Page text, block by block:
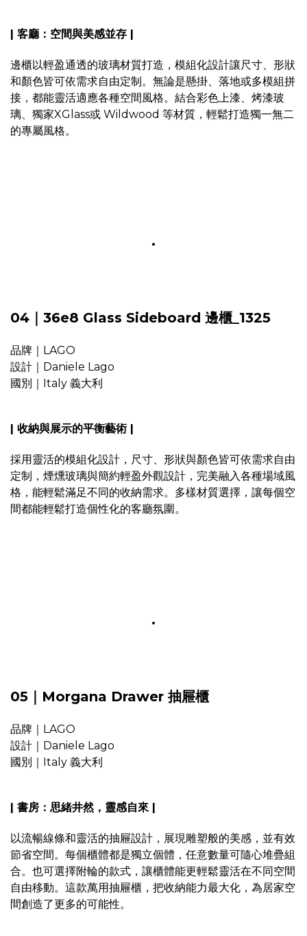
| 客廳：空間與美感並存 |
邊櫃以輕盈通透的玻璃材質打造，模組化設計讓尺寸、形狀
和顏色皆可依需求自由定制。無論是懸掛、落地或多模組拼
接，都能靈活適應各種空間風格。結合彩色上漆、烤漆玻
璃、獨家XGlass或 Wildwood 等材質，輕鬆打造獨一無二
的專屬風格。
.
04｜36e8 Glass Sideboard 邊櫃_1325
品牌｜LAGO
設計｜Daniele Lago
國別｜Italy 義大利
| 收納與展示的平衡藝術 |
採用靈活的模組化設計，尺寸、形狀與顏色皆可依需求自由
定制，煙燻玻璃與簡約輕盈外觀設計，完美融入各種場域風
格，能輕鬆滿足不同的收納需求。多樣材質選擇，讓每個空
間都能輕鬆打造個性化的客廳氛圍。
.
05｜Morgana Drawer 抽屜櫃
品牌｜LAGO
設計｜Daniele Lago
國別｜Italy 義大利
| 書房：思緒井然，靈感自來 |
以流暢線條和靈活的抽屜設計，展現雕塑般的美感，並有效
節省空間。每個櫃體都是獨立個體，任意數量可隨心堆疊組
合。也可選擇附輪的款式，讓櫃體能更輕鬆靈活在不同空間
自由移動。這款萬用抽屜櫃，把收納能力最大化，為居家空
間創造了更多的可能性。